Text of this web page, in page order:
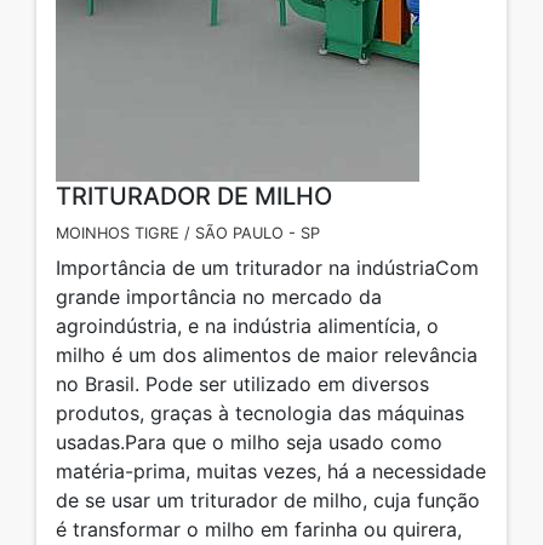
TRITURADOR DE MILHO
MOINHOS TIGRE / SÃO PAULO - SP
Importância de um triturador na indústriaCom
grande importância no mercado da
agroindústria, e na indústria alimentícia, o
milho é um dos alimentos de maior relevância
no Brasil. Pode ser utilizado em diversos
produtos, graças à tecnologia das máquinas
usadas.Para que o milho seja usado como
matéria-prima, muitas vezes, há a necessidade
de se usar um triturador de milho, cuja função
é transformar o milho em farinha ou quirera,